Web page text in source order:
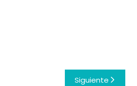
Siguiente